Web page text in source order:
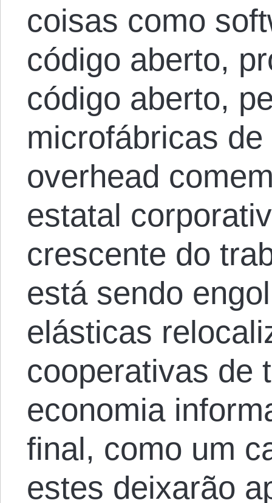
coisas como
código aberto,
código aberto,
microfábricas
overhead
estatal
crescente do
está sendo
elásticas
cooperativas de
economia
final, como um
estes deixarão